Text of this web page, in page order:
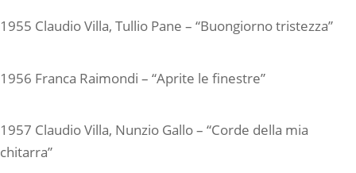
1955 Claudio Villa, Tullio Pane – “Buongiorno tristezza”
1956 Franca Raimondi – “Aprite le finestre”
1957 Claudio Villa, Nunzio Gallo – “Corde della mia
chitarra”